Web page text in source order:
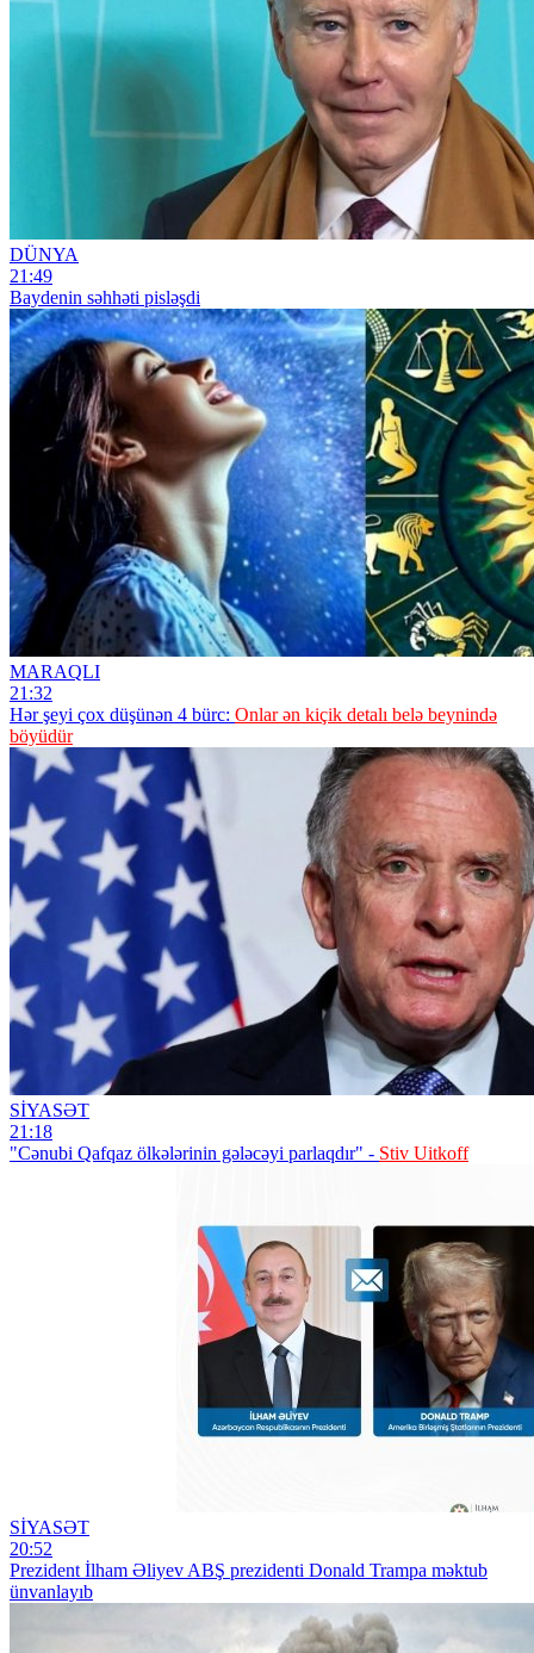
DÜNYA
21:49
Baydenin səhhəti pisləşdi
MARAQLI
21:32
Hər şeyi çox düşünən 4 bürc: Onlar ən kiçik detalı belə beynində
böyüdür
SİYASƏT
21:18
"Cənubi Qafqaz ölkələrinin gələcəyi parlaqdır" - Stiv Uitkoff
SİYASƏT
20:52
Prezident İlham Əliyev ABŞ prezidenti Donald Trampa məktub
ünvanlayıb